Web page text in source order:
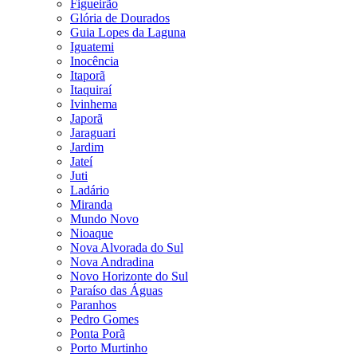
Figueirão
Glória de Dourados
Guia Lopes da Laguna
Iguatemi
Inocência
Itaporã
Itaquiraí
Ivinhema
Japorã
Jaraguari
Jardim
Jateí
Juti
Ladário
Miranda
Mundo Novo
Nioaque
Nova Alvorada do Sul
Nova Andradina
Novo Horizonte do Sul
Paraíso das Águas
Paranhos
Pedro Gomes
Ponta Porã
Porto Murtinho